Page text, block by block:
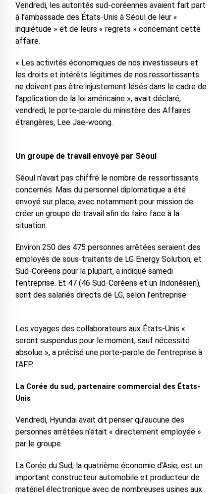
Vendredi, les autorités sud-coréennes avaient fait part
à l’ambassade des États-Unis à Séoul de leur «
inquiétude » et de leurs « regrets » concernant cette
affaire.
« Les activités économiques de nos investisseurs et
les droits et intérêts légitimes de nos ressortissants
ne doivent pas être injustement lésés dans le cadre de
l’application de la loi américaine », avait déclaré,
vendredi, le porte-parole du ministère des Affaires
étrangères, Lee Jae-woong.
Un groupe de travail envoyé par Séoul
Séoul n’avait pas chiffré le nombre de ressortissants
concernés. Mais du personnel diplomatique a été
envoyé sur place, avec notamment pour mission de
créer un groupe de travail afin de faire face à la
situation.
Environ 250 des 475 personnes arrêtées seraient des
employés de sous-traitants de LG Energy Solution, et
Sud-Coréens pour la plupart, a indiqué samedi
l’entreprise. Et 47 (46 Sud-Coréens et un Indonésien),
sont des salariés directs de LG, selon l’entreprise.
Les voyages des collaborateurs aux États-Unis «
seront suspendus pour le moment, sauf nécessité
absolue », a précisé une porte-parole de l’entreprise à
l’AFP.
La Corée du sud, partenaire commercial des États-
Unis
Vendredi, Hyundai avait dit penser qu’aucune des
personnes arrêtées n’était « directement employée »
par le groupe.
La Corée du Sud, la quatrième économie d’Asie, est un
important constructeur automobile et producteur de
matériel électronique avec de nombreuses usines aux